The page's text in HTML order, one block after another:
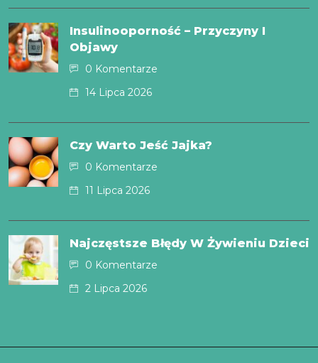
Insulinooporność – Przyczyny I
Objawy
0 Komentarze
14 Lipca 2026
Czy Warto Jeść Jajka?
0 Komentarze
11 Lipca 2026
Najczęstsze Błędy W Żywieniu Dzieci
0 Komentarze
2 Lipca 2026